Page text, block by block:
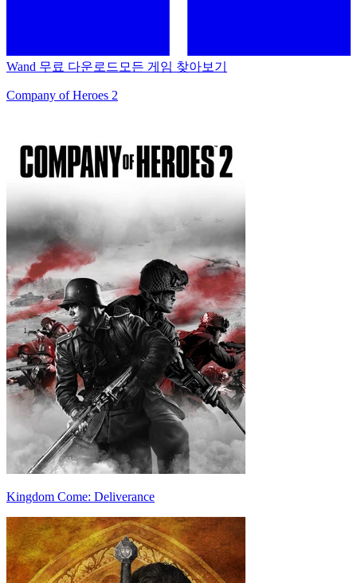
Wand 무료 다운로드 모든 게임 찾아보기
Company of Heroes 2
Kingdom Come: Deliverance